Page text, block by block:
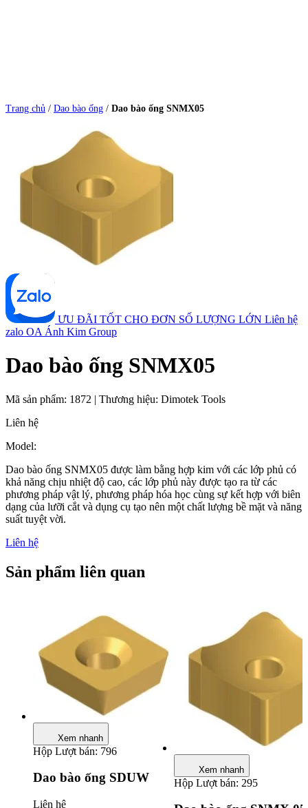
Trang chủ / Dao bào ống / Dao bào ống SNMX05
ƯU ĐÃI TỐT CHO ĐƠN SỐ LƯỢNG LỚN Liên hệ
zalo OA Ánh Kim Group
Dao bào ống SNMX05
Mã sản phẩm: 1872 | Thương hiệu: Dimotek Tools
Liên hệ
Model:
Dao bào ống SNMX05 được làm bằng hợp kim với các lớp phủ có
khả năng chịu nhiệt độ cao, các lớp phủ này được tạo ra từ các
phương pháp vật lý, phương pháp hóa học cùng sự kết hợp với biên
dạng của lưỡi cắt và dụng cụ tạo nên một chất lượng bề mặt và năng
suất tuyệt vời.
Liên hệ
Sản phẩm liên quan
Xem nhanh
Hộp Lượt bán: 796
Dao bào ống SDUW
Liên hệ
Xem nhanh
Hộp Lượt bán: 295